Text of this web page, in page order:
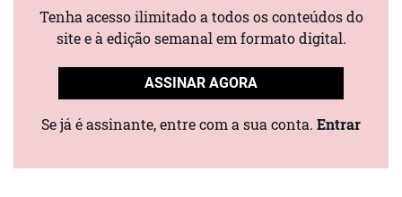
Tenha acesso ilimitado a todos os conteúdos do
site e à edição semanal em formato digital.
ASSINAR AGORA
Se já é assinante, entre com a sua conta. Entrar